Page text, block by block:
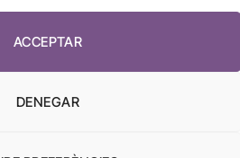
ACCEPTAR
DENEGAR